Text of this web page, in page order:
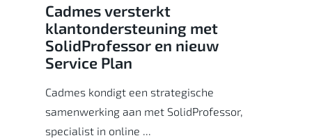
Cadmes versterkt
klantondersteuning met
SolidProfessor en nieuw
Service Plan
Cadmes kondigt een strategische
samenwerking aan met SolidProfessor,
specialist in online ...